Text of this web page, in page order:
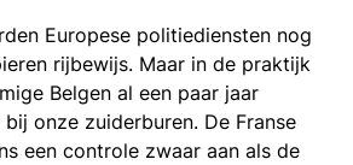
Europese politiediensten nog
rijbewijs. Maar in de praktijk
Belgen al een paar jaar
onze zuiderburen. De Franse
een controle zwaar aan als de